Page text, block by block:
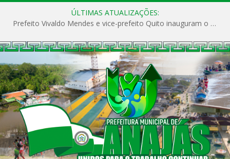
ÚLTIMAS ATUALIZAÇÕES:
Prefeito Vivaldo Mendes e vice-prefeito Quito inauguram o CAPS e fortalecem a saúde pública em Anajás.